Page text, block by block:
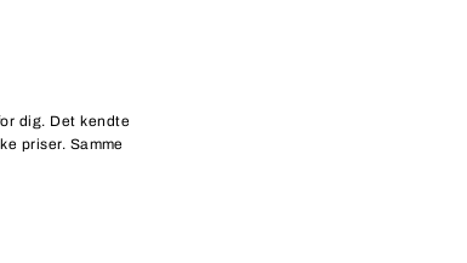
dig. Det kendte
priser. Samme